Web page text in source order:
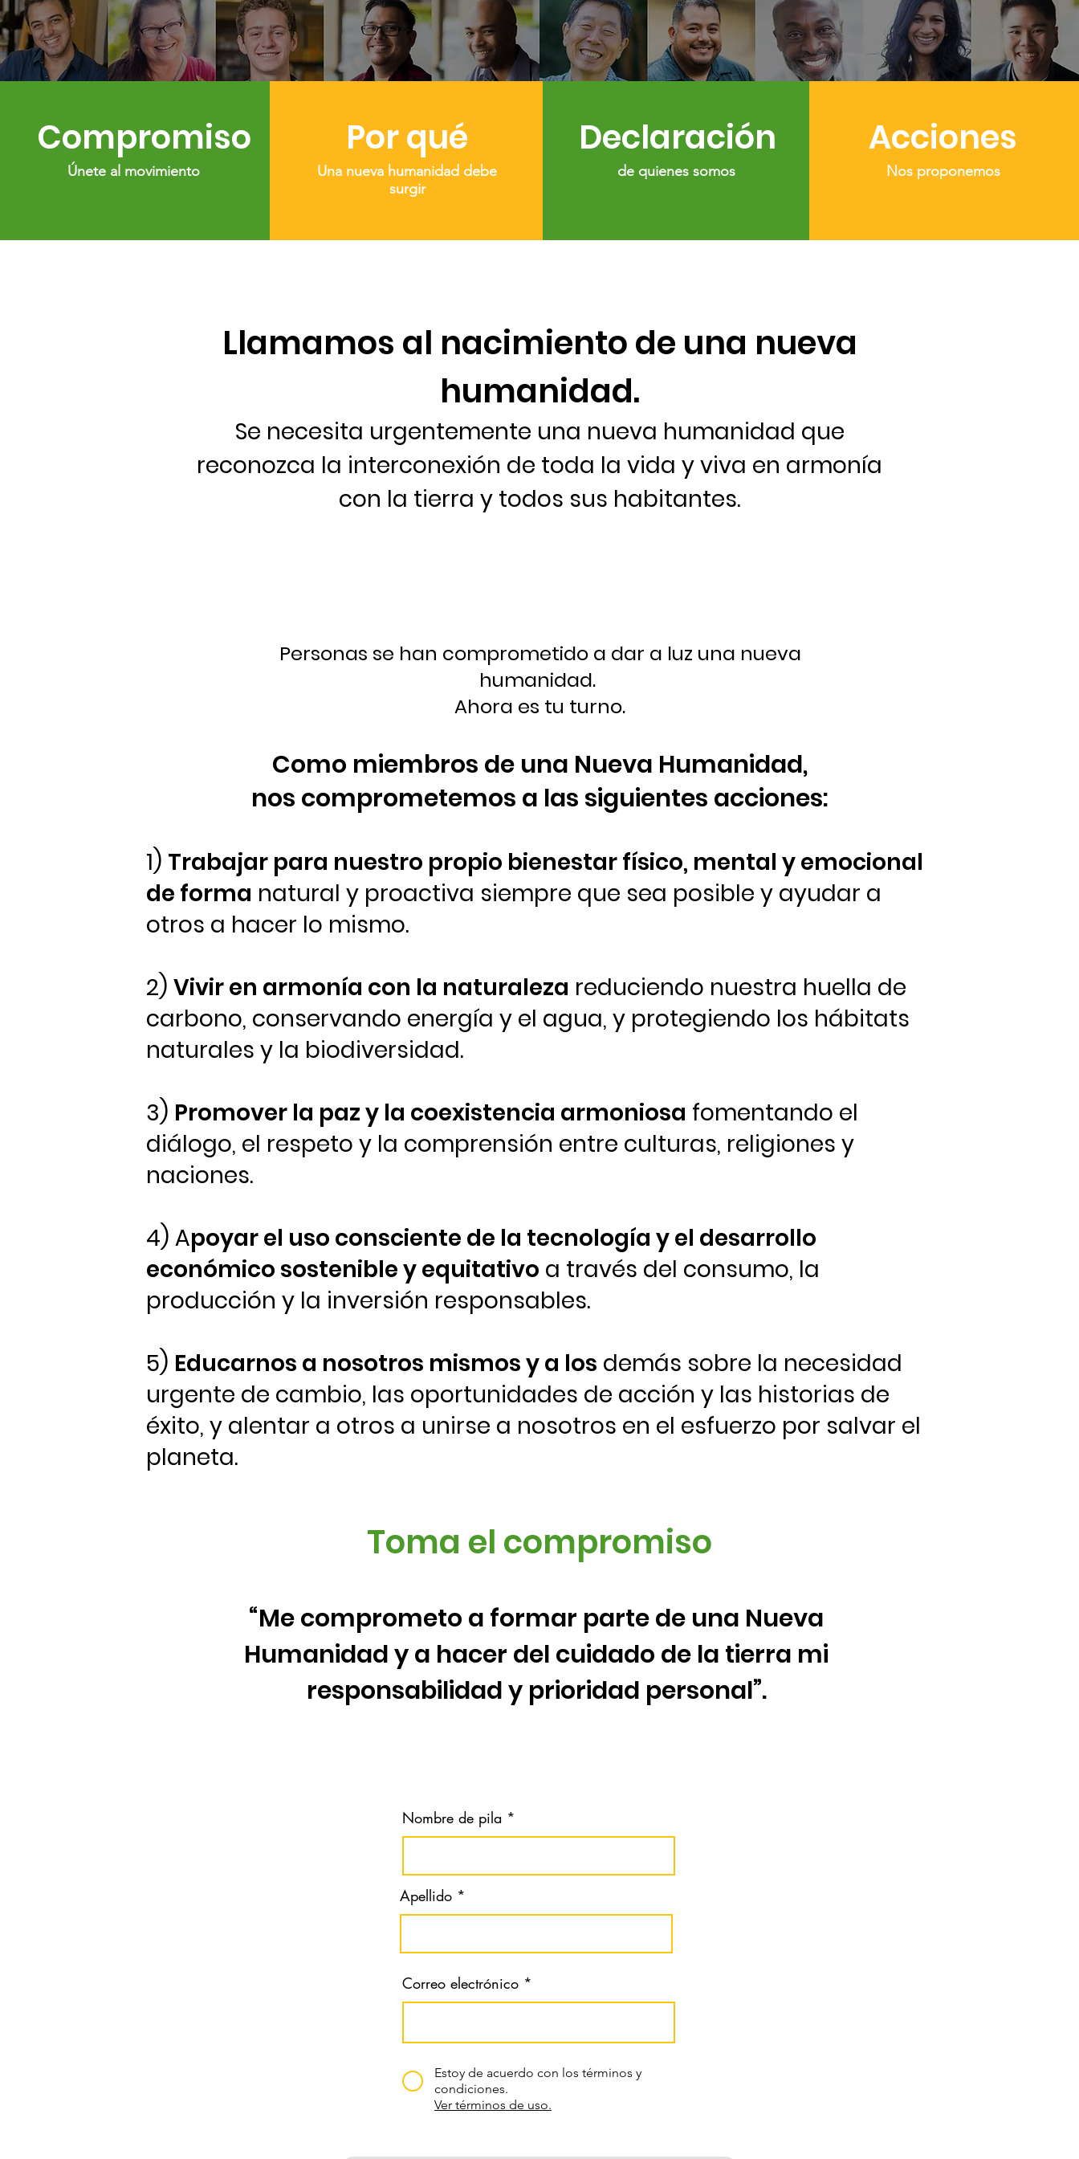
Compromiso
Únete al movimiento
Por qué
Una nueva humanidad debe
surgir
Declaración
de quienes somos
Acciones
Nos proponemos
Llamamos al nacimiento de una nueva
humanidad.
Se necesita urgentemente una nueva humanidad que
reconozca la interconexión de toda la vida y viva en armonía
con la tierra y todos sus habitantes.
Personas se han comprometido a dar a luz una nueva
humanidad.
Ahora es tu turno.
Como miembros de una Nueva Humanidad,
nos comprometemos a las siguientes acciones:
1) Trabajar para nuestro propio bienestar físico, mental y emocional
de forma natural y proactiva siempre que sea posible y ayudar a
otros a hacer lo mismo.
2) Vivir en armonía con la naturaleza reduciendo nuestra huella de
carbono, conservando energía y el agua, y protegiendo los hábitats
naturales y la biodiversidad.
3) Promover la paz y la coexistencia armoniosa fomentando el
diálogo, el respeto y la comprensión entre culturas, religiones y
naciones.
4) Apoyar el uso consciente de la tecnología y el desarrollo
económico sostenible y equitativo a través del consumo, la
producción y la inversión responsables.
5) Educarnos a nosotros mismos y a los demás sobre la necesidad
urgente de cambio, las oportunidades de acción y las historias de
éxito, y alentar a otros a unirse a nosotros en el esfuerzo por salvar el
planeta.
Toma el compromiso
“Me comprometo a formar parte de una Nueva
Humanidad y a hacer del cuidado de la tierra mi
responsabilidad y prioridad personal”.
Nombre de pila
Apellido
Correo electrónico
Estoy de acuerdo con los términos y
condiciones.
Ver términos de uso.